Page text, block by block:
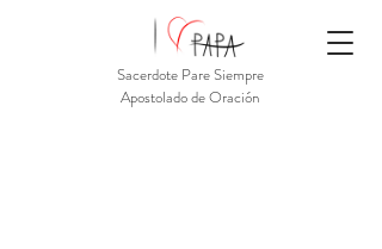
Sacerdote Pare Siempre
Apostolado de Oración